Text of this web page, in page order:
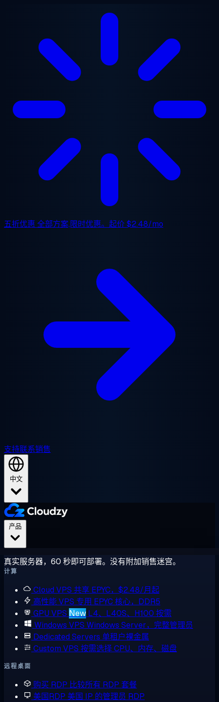
五折优惠 全部方案,限时优惠。起价$2.48/mo
支持联系销售
中文
真实服务器，60 秒即可部署。没有附加销售迷宫。
计算
Cloud VPS 共享 EPYC，$2.48/月起
高性能 VPS 专用 EPYC 核心，DDR5
GPU VPS New L4、L40S、H100 按需
Windows VPS Windows Server，完整管理员
Dedicated Servers 单租户裸金属
Custom VPS 按需选择 CPU、内存、磁盘
远程桌面
购买 RDP 比较所有 RDP 套餐
美国RDP 美国 IP 的管理员 RDP